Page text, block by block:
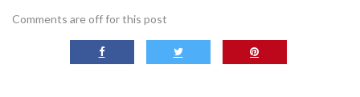
Comments are off for this post